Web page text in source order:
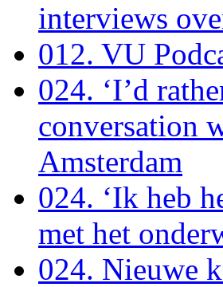
interviews
012. VU
024. ‘I’d
conversation
Amsterdam
024. ‘Ik heb
met het
024. Nieuwe